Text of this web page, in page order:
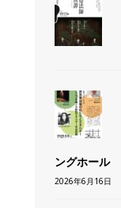
ングホール
2026年6月16日